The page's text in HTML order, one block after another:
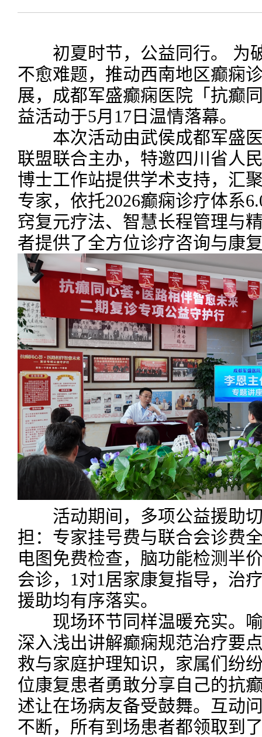
初夏时节，公益同行。 为
不愈难题，推动西南地区癫痫
展，成都军盛癫痫医院「抗癫
益活动于5月17日温情落幕。
本次活动由武侯成都军盛医
联盟联合主办，特邀四川省人
博士工作站提供学术支持，汇
专家，依托2026癫痫诊疗体系
窍复元疗法、智慧长程管理与
者提供了全方位诊疗咨询与康
活动期间，多项公益援助切
担：专家挂号费与联合会诊费
电图免费检查，脑功能检测半
会诊，1对1居家康复指导，治
援助均有序落实。
现场环节同样温暖充实。喻
深入浅出讲解癫痫规范治疗要
救与家庭护理知识，家属们纷
位康复患者勇敢分享自己的抗
述让在场病友备受鼓舞。互动
不断，所有到场患者都领取到